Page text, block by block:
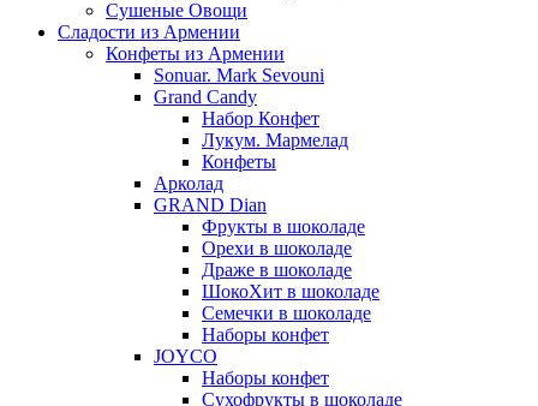
Сушеные Овощи
Сладости из Армении
Конфеты из Армении
Sonuar. Mark Sevouni
Grand Candy
Набор Конфет
Лукум. Мармелад
Конфеты
Арколад
GRAND Dian
Фрукты в шоколаде
Орехи в шоколаде
Драже в шоколаде
ШокоХит в шоколаде
Семечки в шоколаде
Наборы конфет
JOYCO
Наборы конфет
Сухофрукты в шоколаде